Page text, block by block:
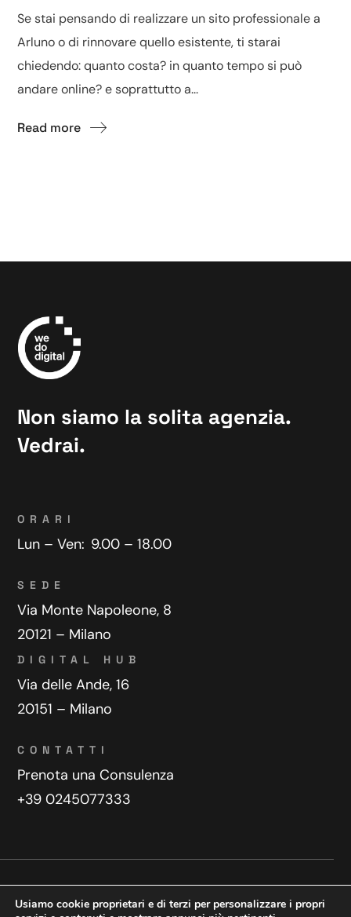
Se stai pensando di realizzare un sito professionale a
Arluno o di rinnovare quello esistente, ti starai
chiedendo: quanto costa? in quanto tempo si può
andare online? e soprattutto a...
Read more
Non siamo la solita agenzia.
Vedrai.
ORARI
Lun – Ven: 9.00 – 18.00
SEDE
Via Monte Napoleone, 8
20121 – Milano
DIGITAL HUB
Via delle Ande, 16
20151 – Milano
CONTATTI
Prenota una Consulenza
+39 0245077333
Copyright © 2025 WeDoDigital
Usiamo cookie proprietari e di terzi per personalizzare i propri